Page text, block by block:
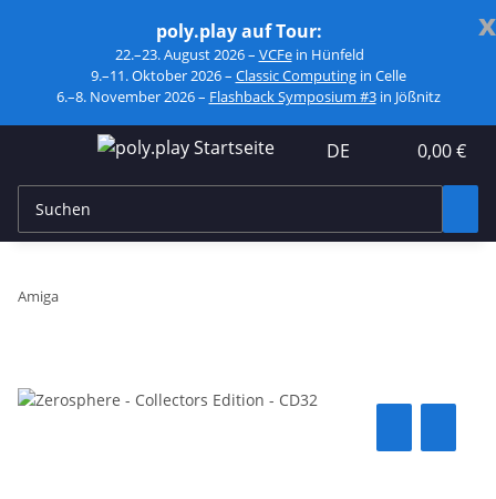
x
poly.play auf Tour:
22.–23. August 2026 – VCFein Hünfeld
9.–11. Oktober 2026 – Classic Computingin Celle
6.–8. November 2026 – Flashback Symposium #3in Jößnitz
DE 0,00 €
Amiga